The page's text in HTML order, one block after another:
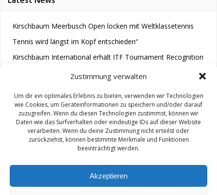
Zustimmung verwalten
Um dir ein optimales Erlebnis zu bieten, verwenden wir Technologien
wie Cookies, um Geräteinformationen zu speichern und/oder darauf
zuzugreifen. Wenn du diesen Technologien zustimmst, können wir
Daten wie das Surfverhalten oder eindeutige IDs auf dieser Website
verarbeiten. Wenn du deine Zustimmung nicht erteilst oder
zurückziehst, können bestimmte Merkmale und Funktionen
beeinträchtigt werden.
Akzeptieren
Kirschbaum Meerbusch Open locken mit Weltklassetennis
Tennis wird längst im Kopf entschieden“
Kirschbaum International erhält ITF Tournament Recognition
© 2026 M.A.R.A.. Created for free using WordPress and
Colibri